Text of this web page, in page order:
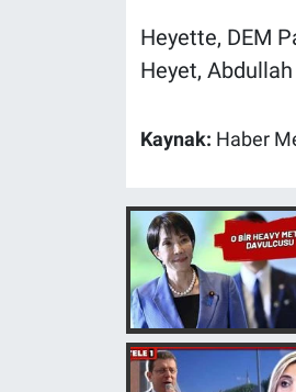
Heyette, DEM
Heyet,
Kaynak: Haber
Canlı Yayın